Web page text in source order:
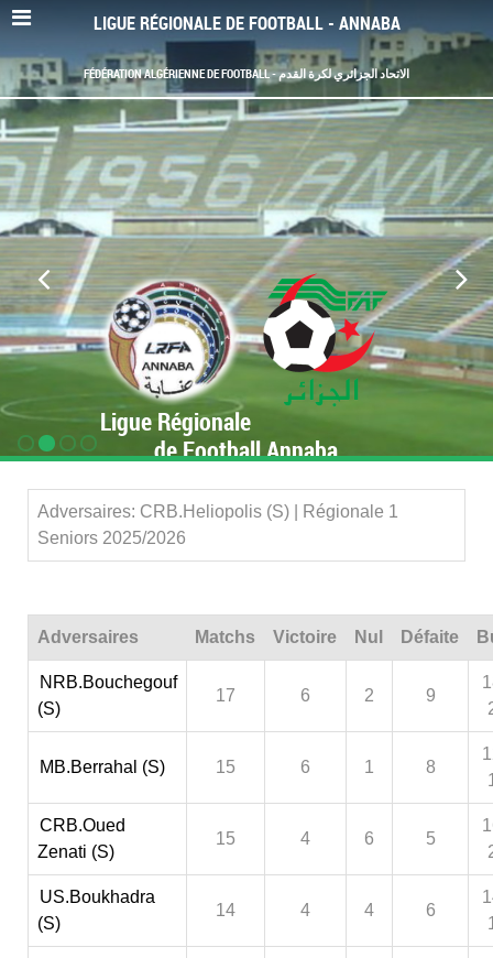
LIGUE RÉGIONALE DE FOOTBALL - ANNABA
FÉDÉRATION ALGÉRIENNE DE FOOTBALL - الاتحاد الجزائري لكرة القدم
Ligue Régionale
de Football Annaba
Adversaires: CRB.Heliopolis (S) | Régionale 1
Seniors 2025/2026
Adversaires Matchs Victoire Nul Défaite
NRB.Bouchegouf
(S)
17 6 2 9
MB.Berrahal (S) 15 6 1 8
CRB.Oued
Zenati (S)
15 4 6 5
US.Boukhadra
(S)
14 4 4 6